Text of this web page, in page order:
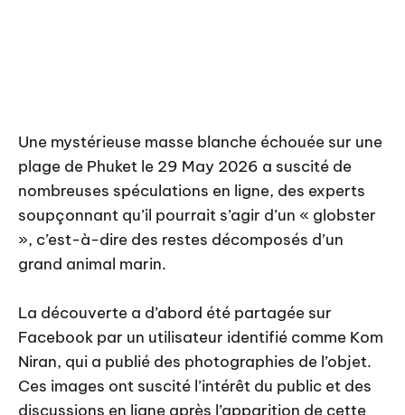
Une mystérieuse masse blanche échouée sur une
plage de Phuket le 29 May 2026 a suscité de
nombreuses spéculations en ligne, des experts
soupçonnant qu’il pourrait s’agir d’un « globster
», c’est-à-dire des restes décomposés d’un
grand animal marin.
La découverte a d’abord été partagée sur
Facebook par un utilisateur identifié comme Kom
Niran, qui a publié des photographies de l’objet.
Ces images ont suscité l’intérêt du public et des
discussions en ligne après l’apparition de cette